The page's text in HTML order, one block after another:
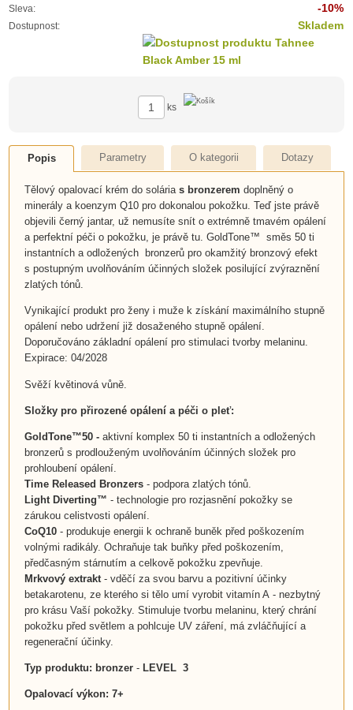
Sleva: -10%
Dostupnost: Skladem
ks
Popis Parametry O kategorii Dotazy
Tělový opalovací krém do solária s bronzerem doplněný o
minerály a koenzym Q10 pro dokonalou pokožku. Teď jste právě
objevili černý jantar, už nemusíte snít o extrémně tmavém opálení
a perfektní péči o pokožku, je právě tu. GoldTone™ směs 50 ti
instantních a odložených bronzerů pro okamžitý bronzový efekt
s postupným uvolňováním účinných složek posilující zvýraznění
zlatých tónů.
Vynikající produkt pro ženy i muže k získání maximálního stupně
opálení nebo udržení již dosaženého stupně opálení.
Doporučováno základní opálení pro stimulaci tvorby melaninu.
Expirace: 04/2028
Svěží květinová vůně.
Složky pro přirozené opálení a péči o pleť:
GoldTone™50 - aktivní komplex 50 ti instantních a odložených
bronzerů s prodlouženým uvolňováním účinných složek pro
prohloubení opálení.
Time Released Bronzers - podpora zlatých tónů.
Light Diverting™ - technologie pro rozjasnění pokožky se
zárukou celistvosti opálení.
CoQ10 - produkuje energii k ochraně buněk před poškozením
volnými radikály. Ochraňuje tak buňky před poškozením,
předčasným stárnutím a celkově pokožku zpevňuje.
Mrkvový extrakt- vděčí za svou barvu a pozitivní účinky
betakarotenu, ze kterého si tělo umí vyrobit vitamín A - nezbytný
pro krásu Vaší pokožky. Stimuluje tvorbu melaninu, který chrání
pokožku před světlem a pohlcuje UV záření, má zvláčňující a
regenerační účinky.
Typ produktu: bronzer -LEVEL 3
Opalovací výkon: 7+